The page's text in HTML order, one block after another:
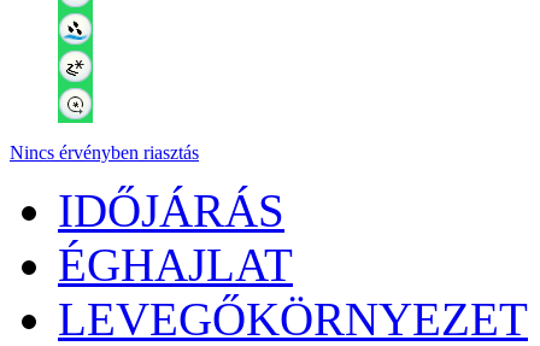
Nincs érvényben riasztás
IDŐJÁRÁS
ÉGHAJLAT
LEVEGŐKÖRNYEZET